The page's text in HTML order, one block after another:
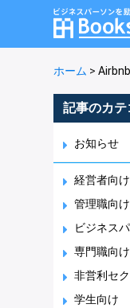
ホーム >
記事のカテ
お知らせ
経営者向け
管理職向け
ビジネス
専門職向け
非営利セ
学生向け